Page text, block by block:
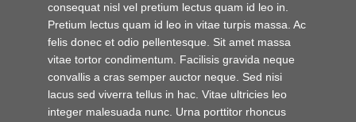
consequat nisl vel pretium lectus quam id leo in.
Pretium lectus quam id leo in vitae turpis massa. Ac
felis donec et odio pellentesque. Sit amet massa
vitae tortor condimentum. Facilisis gravida neque
convallis a cras semper auctor neque. Sed nisi
lacus sed viverra tellus in hac. Vitae ultricies leo
integer malesuada nunc. Urna porttitor rhoncus